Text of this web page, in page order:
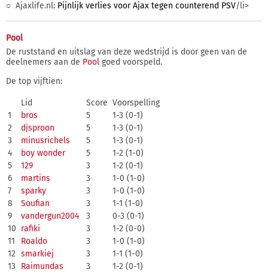
Ajaxlife.nl: Pijnlijk verlies voor Ajax tegen counterend PSV/li>
Pool
De ruststand en uitslag van deze wedstrijd is door geen van de
deelnemers aan de Pool goed voorspeld.
De top vijftien:
Lid Score Voorspelling
1
bros 5
1-3 (0-1)
2
djsproon 5
1-3 (0-1)
3
minusrichels 5
1-3 (0-1)
4
boy wonder 5
1-2 (1-0)
5
129 3
1-2 (0-1)
6
martins 3
1-0 (1-0)
7
sparky 3
1-0 (1-0)
8
Soufian 3
1-1 (1-0)
9
vandergun2004 3
0-3 (0-1)
10 rafiki 3
1-2 (0-0)
11
Roaldo 3
1-0 (1-0)
12 smarkiej 3
1-1 (1-0)
13 Raimundas 3
1-2 (0-1)